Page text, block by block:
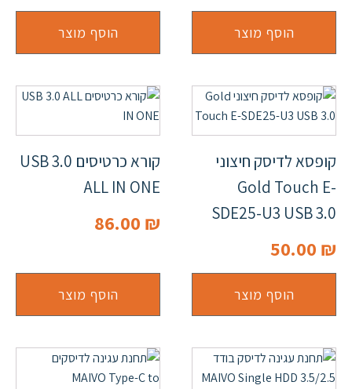
הוסף מוצר הוסף מוצר
קופסא לדיסק חיצוני
Gold Touch E-
SDE25-U3 USB 3.0
50.00 ₪
הוסף מוצר
קורא כרטיסים USB 3.0
ALL IN ONE
86.00 ₪
הוסף מוצר